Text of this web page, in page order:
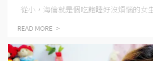
從小，海倫就是個吃飽睡好沒煩惱的女
READ MORE ->